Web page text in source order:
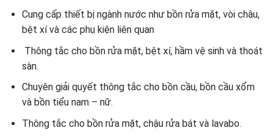
Cung cấp thiết bị ngành nước như bồn rửa mặt, vòi chậu,
bệt xí và các phụ kiện liên quan
Thông tắc cho bồn rửa mặt, bệt xí, hầm vệ sinh và thoát
sàn.
Chuyên giải quyết thông tắc cho bồn cầu, bồn cầu xổm
và bồn tiểu nam – nữ.
Thông tắc cho bồn rửa mặt, chậu rửa bát và lavabo.